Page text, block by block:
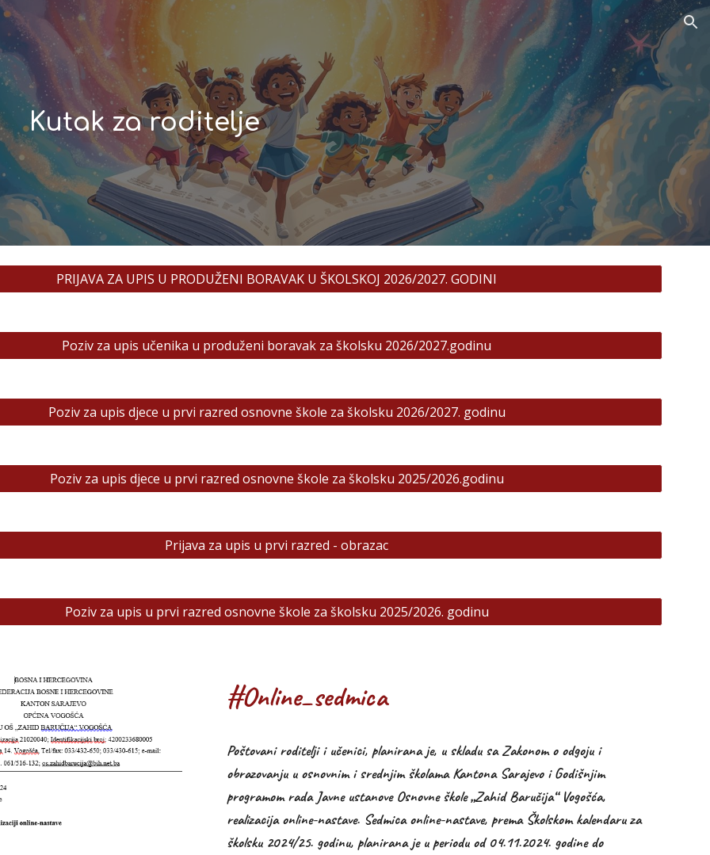
to main content Skip to navigation
Kutak za roditelje
PRIJAVA ZA UPIS U PRODUŽENI BORAVAK U ŠKOLSKOJ 2026/2027. GODINI
Poziv za upis učenika u produženi boravak za školsku 2026/2027.godinu
Poziv za upis djece u prvi razred osnovne škole za školsku 2026/2027. godinu
Poziv za upis djece u prvi razred osnovne škole za školsku 2025/2026.godinu
Prijava za upis u prvi razred - obrazac
Poziv za upis u prvi razred osnovne škole za školsku 2025/2026. godinu
#Online_sedmica
Poštovani roditelji i učenici, planirana je, u skladu sa Zakonom o odgoju i
obrazovanju u osnovnim i srednjim školama Kantona Sarajevo i Godišnjim
programom rada Javne ustanove Osnovne škole „Zahid Baručija“ Vogošća,
realizacija online-nastave. Sedmica online-nastave, prema Školskom kalendaru za
školsku 2024/25. godinu, planirana je u periodu od 04.11.2024. godine do